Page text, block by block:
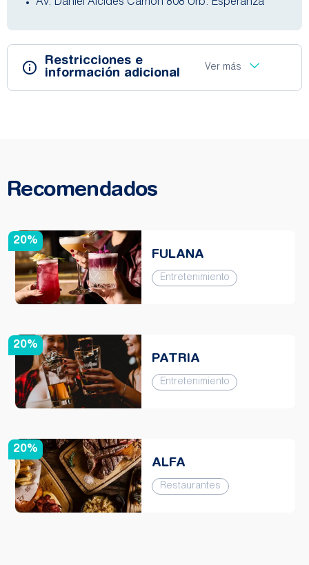
Av. Daniel Alcides Carrion 808 Urb. Esperanza
Restricciones e
información adicional
Ver más
Recomendados
20%
FULANA
Entretenimiento
20%
PATRIA
Entretenimiento
20%
ALFA
Restaurantes